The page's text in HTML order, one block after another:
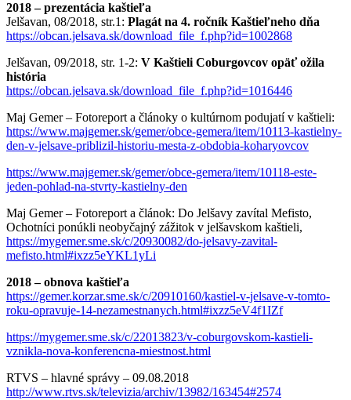
2018 – prezentácia kaštieľa
Jelšavan, 08/2018, str.1: Plagát na 4. ročník Kaštieľneho dňa
https://obcan.jelsava.sk/download_file_f.php?id=1002868
Jelšavan, 09/2018, str. 1-2: V Kaštieli Coburgovcov opäť ožila
história
https://obcan.jelsava.sk/download_file_f.php?id=1016446
Maj Gemer – Fotoreport a článoky o kultúrnom podujatí v kaštieli:
https://www.majgemer.sk/gemer/obce-gemera/item/10113-kastielny-
den-v-jelsave-priblizil-historiu-mesta-z-obdobia-koharyovcov
https://www.majgemer.sk/gemer/obce-gemera/item/10118-este-
jeden-pohlad-na-stvrty-kastielny-den
Maj Gemer – Fotoreport a článok: Do Jelšavy zavítal Mefisto,
Ochotníci ponúkli neobyčajný zážitok v jelšavskom kaštieli,
https://mygemer.sme.sk/c/20930082/do-jelsavy-zavital-
mefisto.html#ixzz5eYKL1yLi
2018 – obnova kaštieľa
https://gemer.korzar.sme.sk/c/20910160/kastiel-v-jelsave-v-tomto-
roku-opravuje-14-nezamestnanych.html#ixzz5eV4f1IZf
https://mygemer.sme.sk/c/22013823/v-coburgovskom-kastieli-
vznikla-nova-konferencna-miestnost.html
RTVS – hlavné správy – 09.08.2018
http://www.rtvs.sk/televizia/archiv/13982/163454#2574